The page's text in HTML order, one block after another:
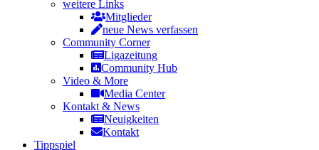
weitere Links
Mitglieder
neue News verfassen
Community Corner
Ligazeitung
Community Hub
Video & More
Media Center
Kontakt & News
Neuigkeiten
Kontakt
Tippspiel